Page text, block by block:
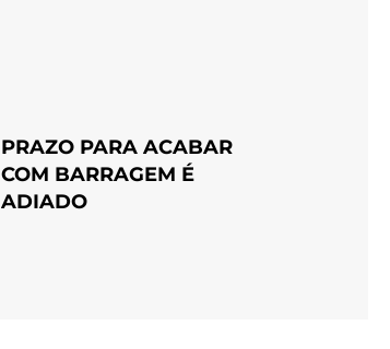
PRAZO PARA ACABAR
COM BARRAGEM É
ADIADO